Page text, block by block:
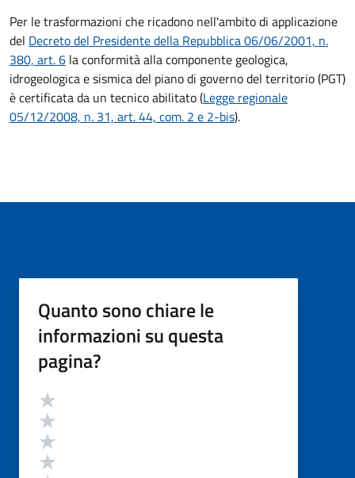
Per le trasformazioni che ricadono nell'ambito di applicazione
del Decreto del Presidente della Repubblica 06/06/2001, n.
380, art. 6 la conformità alla componente geologica,
idrogeologica e sismica del piano di governo del territorio (PGT)
è certificata da un tecnico abilitato(Legge regionale
05/12/2008, n. 31, art. 44, com. 2 e 2-bis).
Quanto sono chiare le
informazioni su questa
pagina?
Valutazione